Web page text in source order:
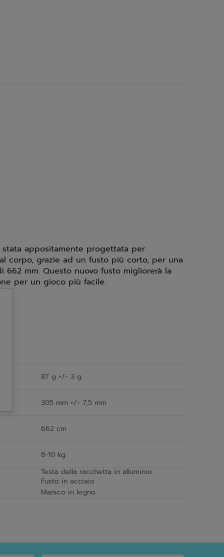
appositamente progettata per
corpo, grazie ad un fusto più corto, per una
662 mm. Questo nuovo fusto migliorerà la
per un gioco più facile.
87 g +/- 3 g
305 mm +/- 7,5 mm
662 cm
8-10 kg
Testa della racchetta in alluminio
Fusto in acciaio
Manico in legno